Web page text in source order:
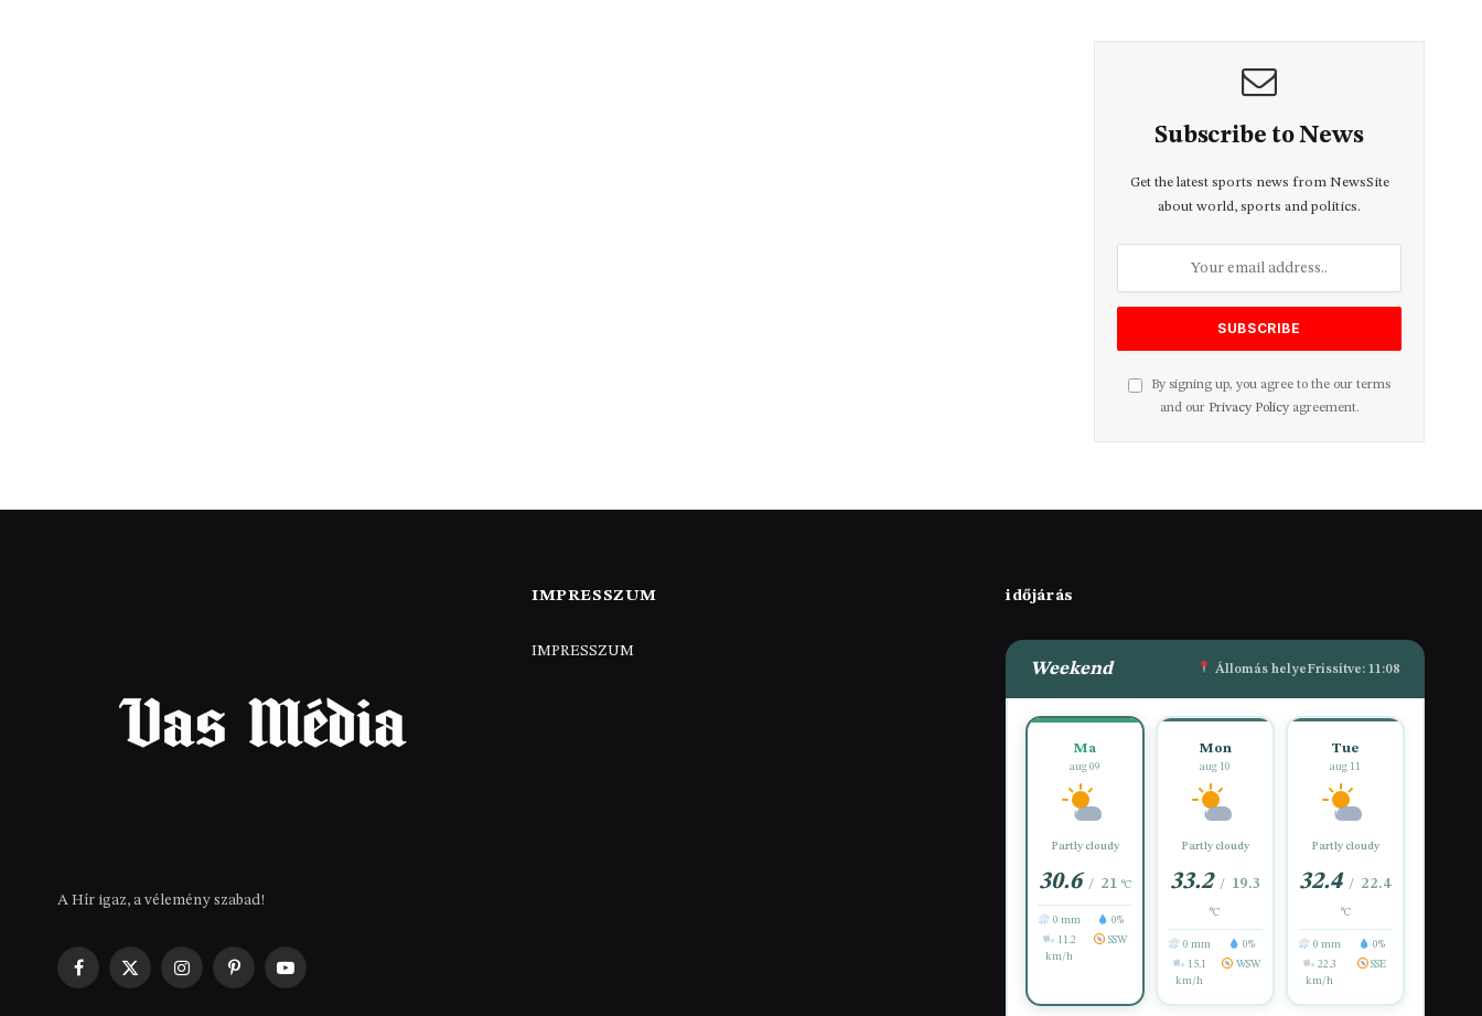
Subscribe to News
Get the latest sports news from NewsSite
about world, sports and politics.
By signing up, you agree to the our terms
and our Privacy Policyagreement.
A Hír igaz, a vélemény szabad!
Facebook
X
InstagramPinterestYouTube
IMPRESSZUM
IMPRESSZUM
időjárás
Weekend Állomás helyeFrissítve: 11:08
Ma
aug 09
Partly cloudy
30.6 / 21 °C
0 mm
0%
11.2
km/h
SSW
Mon
aug 10
Partly cloudy
33.2 / 19.3
°C
0 mm
0%
15.1
km/h
WSW
Tue
aug 11
Partly cloudy
32.4 / 22.4
°C
0 mm
0%
22.3
km/h
SSE